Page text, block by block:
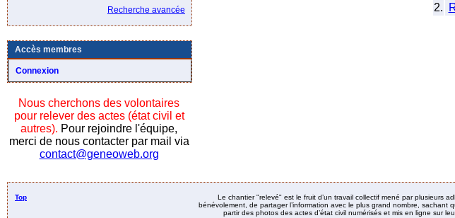
Recherche avancée
Accès membres
Connexion
Nous cherchons des volontaires
pour relever des actes (état civil et
autres). Pour rejoindre l'équipe,
merci de nous contacter par mail via
contact@geneoweb.org
2.
Top
Le chantier "relevé" est le fruit d’un travail collectif mené par plusieurs
bénévolement, de partager l’information avec le plus grand nombre,
partir des photos des actes d’état civil numérisés et mis en ligne sur